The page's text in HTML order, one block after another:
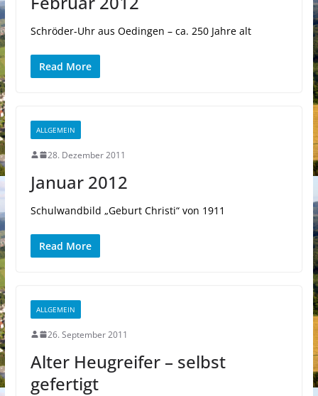
Schröder-Uhr aus Oedingen – ca. 250 Jahre alt
Read More
ALLGEMEIN
28. Dezember 2011
Januar 2012
Schulwandbild „Geburt Christi“ von 1911
Read More
ALLGEMEIN
26. September 2011
Alter Heugreifer – selbst
gefertigt